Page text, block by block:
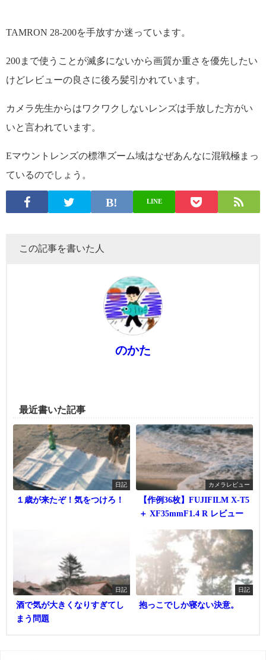
TAMRON 28-200を手放すか迷っています。
200まで使うことが滅多にないから画質か重さを優先したい
けどレビューの良さに後ろ髪引かれています。
カメラ先生からはワクワクしないレンズは手放した方がい
いと言われています。
Eマウントレンズの標準ズーム域はなぜあんなに混戦極まっ
ているのでしょう。
LINE
この記事を書いた人
のかた
最近書いた記事
日記
１歳が来たぞ！気をつけろ！
カメラレビュー
【作例36枚】FUJIFILM X-T5
＋ XF35mmF1.4 R レビュー
日記
酒で気が大きくなりすぎてし
まう問題
日記
抱っこでしか寝ない決意。